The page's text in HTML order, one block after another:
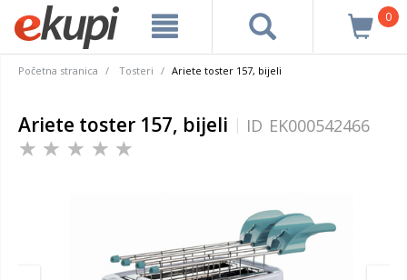
0
Početna stranica Tosteri Ariete toster 157, bijeli
Ariete toster 157, bijeli ID EK000542466